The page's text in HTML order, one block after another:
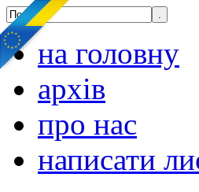
на головну
архів
про нас
написати